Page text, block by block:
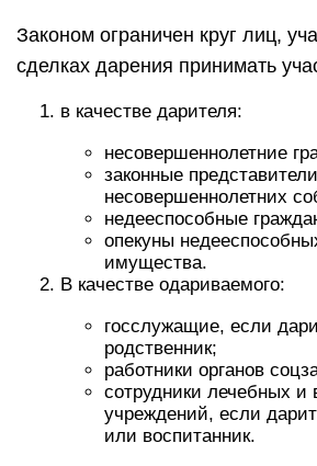
Законом ограничен круг лиц,
сделках дарения принимать
в качестве дарителя:
несовершеннолетние
законные представители
несовершеннолетних
недееспособные
опекуны
имущества.
В качестве одариваемого:
госслужащие, если
родственник;
работники органов
сотрудники лечебных и
учреждений, если
или воспитанник.